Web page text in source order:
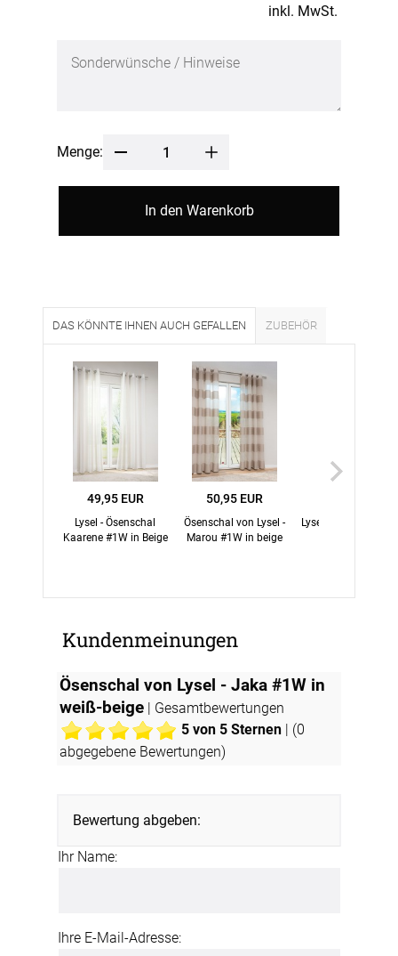
inkl. MwSt.
Menge:
In den Warenkorb
DAS KÖNNTE IHNEN AUCH GEFALLEN ZUBEHÖR
49,95 EUR
Lysel - Ösenschal
Kaarene #1W in Beige
50,95 EUR
Ösenschal von Lysel -
Marou #1W in beige
Lysel -
Kundenmeinungen
Ösenschal von Lysel - Jaka #1W in
weiß-beige | Gesamtbewertungen
5 von 5 Sternen | (0
abgegebene Bewertungen)
Bewertung abgeben:
Ihr Name:
Ihre E-Mail-Adresse: